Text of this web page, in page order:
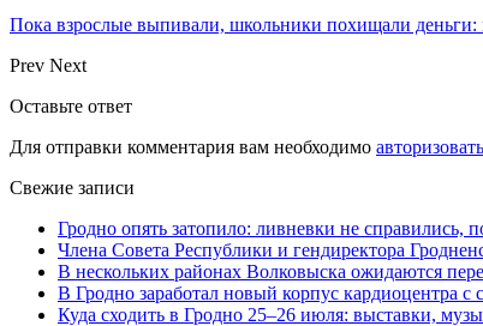
Пока взрослые выпивали, школьники похищали деньги:
Prev Next
Оставьте ответ
Для отправки комментария вам необходимо
Свежие записи
Гродно опять затопило: ливневки не справились,
Члена Совета Республики и гендиректора
В нескольких районах Волковыска ожидаются
В Гродно заработал новый корпус кардиоцентра с
Куда сходить в Гродно 25–26 июля: выставки,